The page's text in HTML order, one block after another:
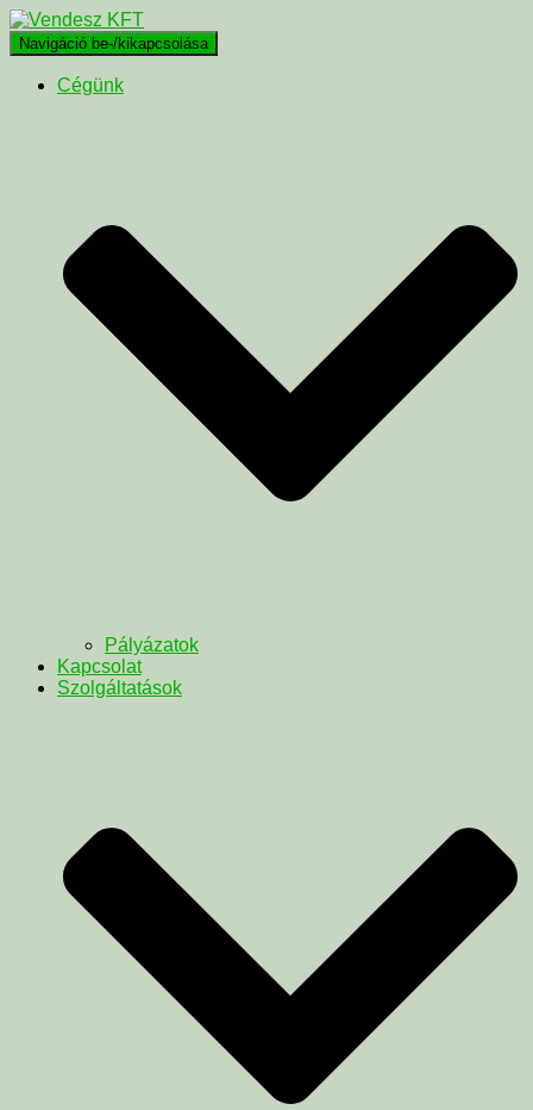
Navigáció be-/kikapcsolása
Cégünk
Pályázatok
Kapcsolat
Szolgáltatások